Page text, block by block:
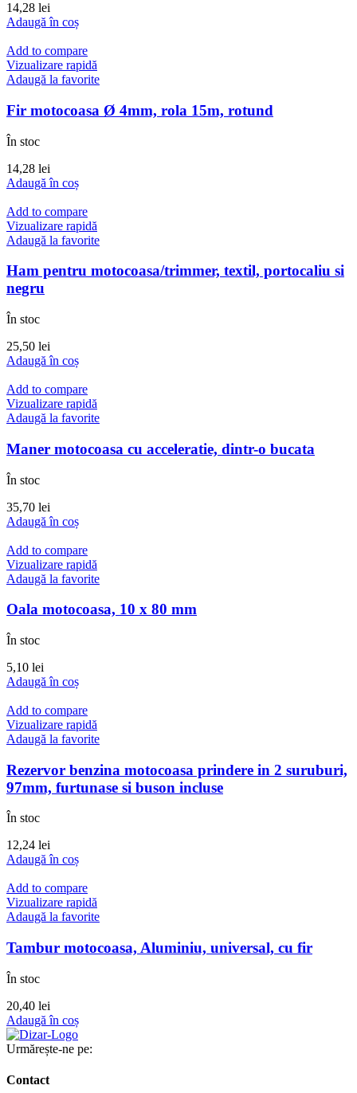
14,28 lei
Adaugă în coș
Add to compare
Vizualizare rapidă
Adaugă la favorite
Fir motocoasa Ø 4mm, rola 15m, rotund
În stoc
14,28 lei
Adaugă în coș
Add to compare
Vizualizare rapidă
Adaugă la favorite
Ham pentru motocoasa/trimmer, textil, portocaliu si
negru
În stoc
25,50 lei
Adaugă în coș
Add to compare
Vizualizare rapidă
Adaugă la favorite
Maner motocoasa cu acceleratie, dintr-o bucata
În stoc
35,70 lei
Adaugă în coș
Add to compare
Vizualizare rapidă
Adaugă la favorite
Oala motocoasa, 10 x 80 mm
În stoc
5,10 lei
Adaugă în coș
Add to compare
Vizualizare rapidă
Adaugă la favorite
Rezervor benzina motocoasa prindere in 2 suruburi,
97mm, furtunase si buson incluse
În stoc
12,24 lei
Adaugă în coș
Add to compare
Vizualizare rapidă
Adaugă la favorite
Tambur motocoasa, Aluminiu, universal, cu fir
În stoc
20,40 lei
Adaugă în coș
Urmărește-ne pe:
Contact